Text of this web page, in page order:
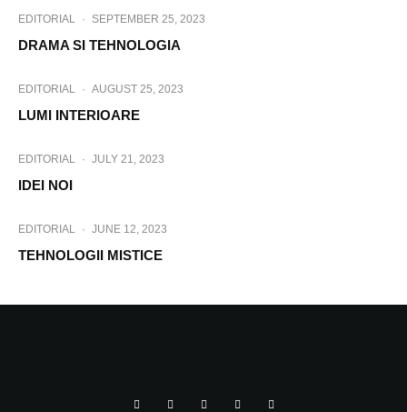
EDITORIAL · SEPTEMBER 25, 2023
DRAMA SI TEHNOLOGIA
EDITORIAL · AUGUST 25, 2023
LUMI INTERIOARE
EDITORIAL · JULY 21, 2023
IDEI NOI
EDITORIAL · JUNE 12, 2023
TEHNOLOGII MISTICE